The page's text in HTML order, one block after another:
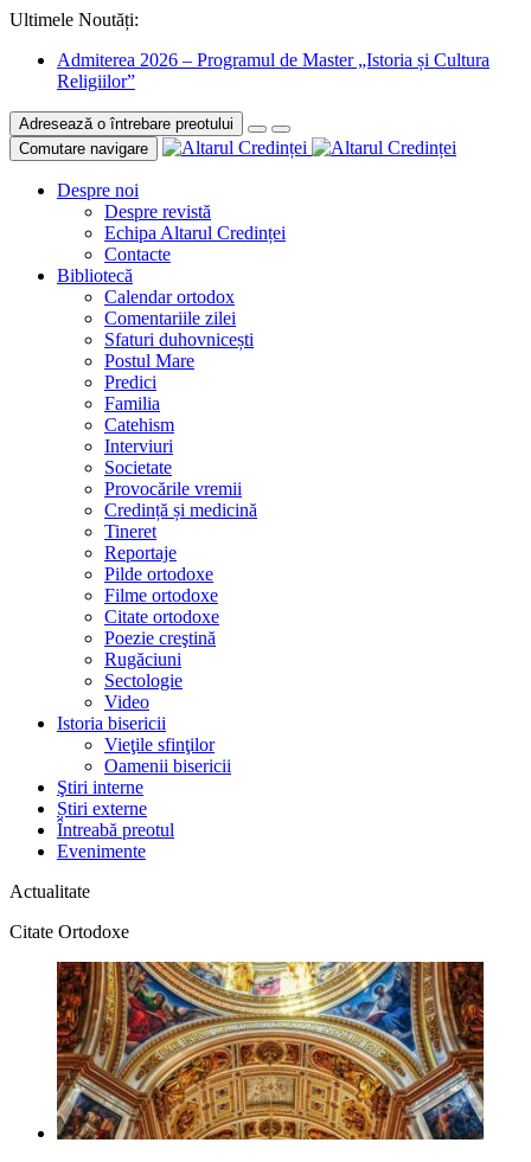
Ultimele Noutăți:
Admiterea 2026 – Programul de Master „Istoria și Cultura
Religiilor”
Adresează o întrebare preotului
Comutare navigare
Despre noi
Despre revistă
Echipa Altarul Credinței
Contacte
Bibliotecă
Calendar ortodox
Comentariile zilei
Sfaturi duhovnicești
Postul Mare
Predici
Familia
Catehism
Interviuri
Societate
Provocările vremii
Credință și medicină
Tineret
Reportaje
Pilde ortodoxe
Filme ortodoxe
Citate ortodoxe
Poezie creştină
Rugăciuni
Sectologie
Video
Istoria bisericii
Vieţile sfinţilor
Oamenii bisericii
Ştiri interne
Știri externe
Întreabă preotul
Evenimente
Actualitate
Citate Ortodoxe